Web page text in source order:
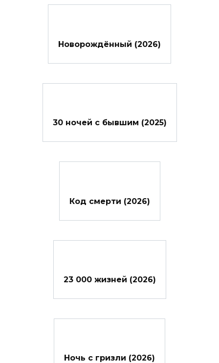
Новорождённый (2026)
30 ночей с бывшим (2025)
Код смерти (2026)
23 000 жизней (2026)
Ночь с гризли (2026)